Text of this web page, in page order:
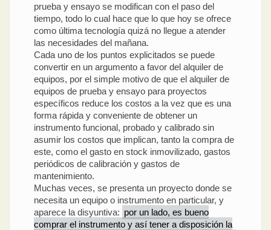
prueba y ensayo se modifican con el paso del
tiempo, todo lo cual hace que lo que hoy se ofrece
como última tecnología quizá no llegue a atender
las necesidades del mañana.
Cada uno de los puntos explicitados se puede
convertir en un argumento a favor del alquiler de
equipos, por el simple motivo de que el alquiler de
equipos de prueba y ensayo para proyectos
específicos reduce los costos a la vez que es una
forma rápida y conveniente de obtener un
instrumento funcional, probado y calibrado sin
asumir los costos que implican, tanto la compra de
este, como el gasto en stock inmovilizado, gastos
periódicos de calibración y gastos de
mantenimiento.
Muchas veces, se presenta un proyecto donde se
necesita un equipo o instrumento en particular, y
aparece la disyuntiva: por un lado, es bueno
comprar el instrumento y así tener a disposición la